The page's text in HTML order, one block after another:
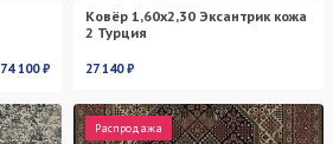
74 100 ₽
Ковёр 1,60х2,30 Эксантрик кожа
2 Турция
27 140 ₽
Распродажа